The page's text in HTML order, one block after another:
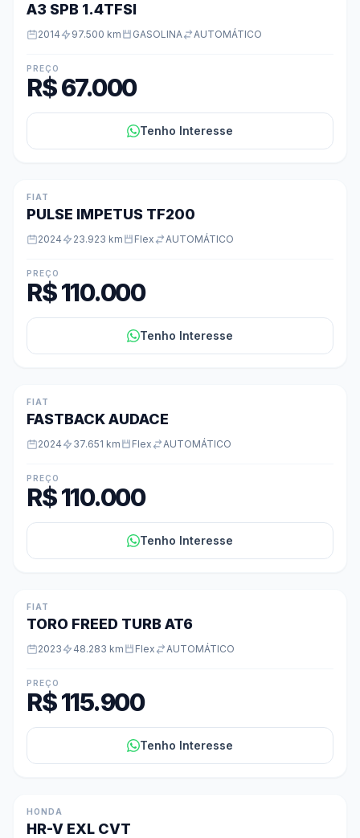
A3 SPB 1.4TFSI
2014 97.500 km GASOLINA AUTOMÁTICO
PREÇO
R$ 67.000
Tenho Interesse
FIAT
PULSE IMPETUS TF200
2024 23.923 km Flex AUTOMÁTICO
PREÇO
R$ 110.000
Tenho Interesse
FIAT
FASTBACK AUDACE
2024 37.651 km Flex AUTOMÁTICO
PREÇO
R$ 110.000
Tenho Interesse
FIAT
TORO FREED TURB AT6
2023 48.283 km Flex AUTOMÁTICO
PREÇO
R$ 115.900
Tenho Interesse
HONDA
HR-V EXL CVT